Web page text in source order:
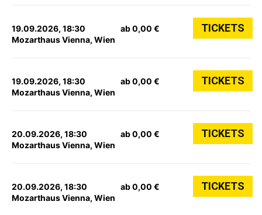
19.09.2026, 18:30
Mozarthaus Vienna, Wien
ab 0,00 € TICKETS
19.09.2026, 18:30
Mozarthaus Vienna, Wien
ab 0,00 € TICKETS
20.09.2026, 18:30
Mozarthaus Vienna, Wien
ab 0,00 € TICKETS
20.09.2026, 18:30
Mozarthaus Vienna, Wien
ab 0,00 € TICKETS